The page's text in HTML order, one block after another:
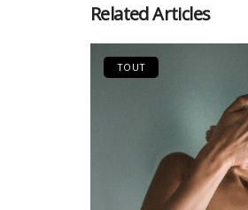
Related Articles
TOUT